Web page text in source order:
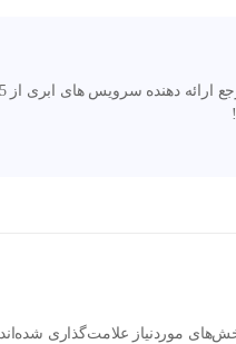
موردنیاز علامت‌گذاری شده‌اند